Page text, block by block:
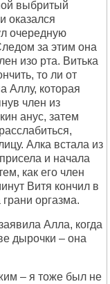
выбритый
оказался
очередную
за этим она
изо рта. Витька
то ли от
Аллу, которая
член из
анус, затем
Алка встала из
и начала
как его член
Витя кончил в
оргазма.
Алла, когда
дырочки – она
– я тоже был не